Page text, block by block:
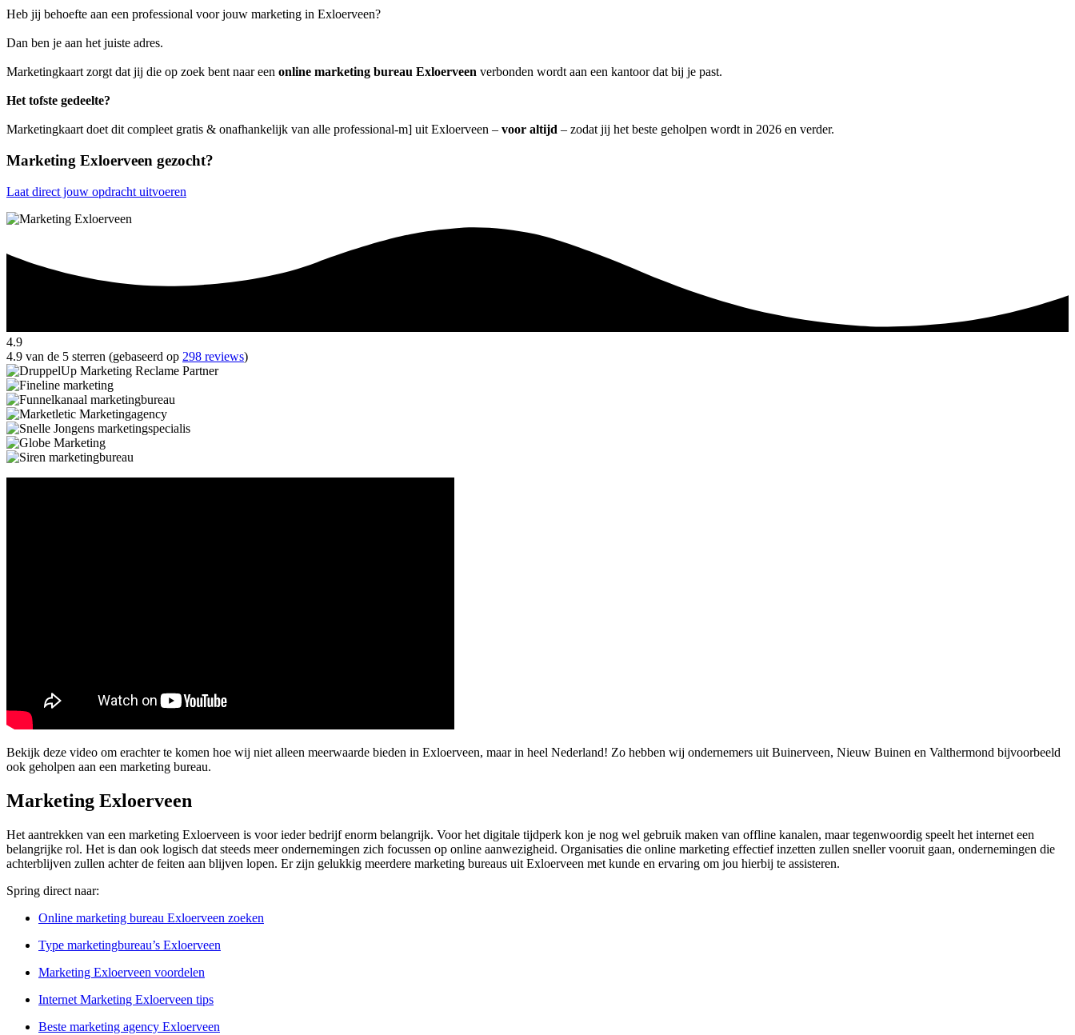
Heb jij behoefte aan een professional voor jouw marketing in Exloerveen?
Dan ben je aan het juiste adres.
Marketingkaart zorgt dat jij die op zoek bent naar een online marketing bureau Exloerveen verbonden wordt aan een kantoor dat bij je past.
Het tofste gedeelte?
Marketingkaart doet dit compleet gratis & onafhankelijk van alle professional-m] uit Exloerveen – voor altijd – zodat jij het beste geholpen wordt in 2026 en verder.
Marketing Exloerveen gezocht?
Laat direct jouw opdracht uitvoeren
4.9
4.9 van de 5 sterren (gebaseerd op 298 reviews)
Bekijk deze video om erachter te komen hoe wij niet alleen meerwaarde bieden in Exloerveen, maar in heel Nederland! Zo hebben wij ondernemers uit Buinerveen, Nieuw Buinen en Valthermond bijvoorbeeld
ook geholpen aan een marketing bureau.
Marketing Exloerveen
Het aantrekken van een marketing Exloerveen is voor ieder bedrijf enorm belangrijk. Voor het digitale tijdperk kon je nog wel gebruik maken van offline kanalen, maar tegenwoordig speelt het internet een
belangrijke rol. Het is dan ook logisch dat steeds meer ondernemingen zich focussen op online aanwezigheid. Organisaties die online marketing effectief inzetten zullen sneller vooruit gaan, ondernemingen die
achterblijven zullen achter de feiten aan blijven lopen. Er zijn gelukkig meerdere marketing bureaus uit Exloerveen met kunde en ervaring om jou hierbij te assisteren.
Spring direct naar:
Online marketing bureau Exloerveen zoeken
Type marketingbureau’s Exloerveen
Marketing Exloerveen voordelen
Internet Marketing Exloerveen tips
Beste marketing agency Exloerveen